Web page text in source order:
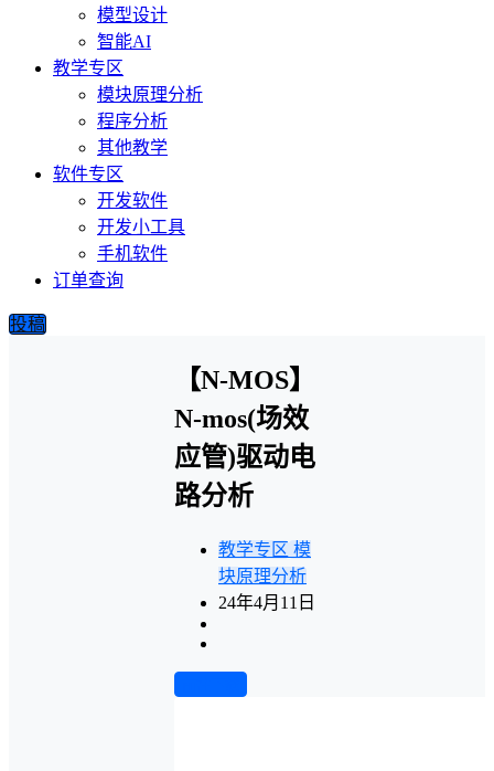
模型设计
智能AI
教学专区
模块原理分析
程序分析
其他教学
软件专区
开发软件
开发小工具
手机软件
订单查询
投稿
【N-MOS】
N-mos(场效
应管)驱动电
路分析
教学专区 模
块原理分析
24年4月11日